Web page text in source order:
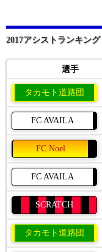
2017アシストランキング
選手
タカモト道路団
FC AVAILA
FC Noel
FC AVAILA
SCRATCH
タカモト道路団